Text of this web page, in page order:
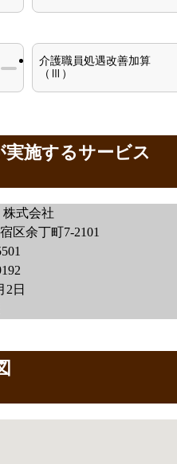
介護職員処遇改善加算
（Ⅲ）
実施するサービス
式会社
区余丁町7-2101
2日